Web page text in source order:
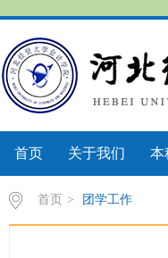
首页 关于我们 本
首页 > 团学工作